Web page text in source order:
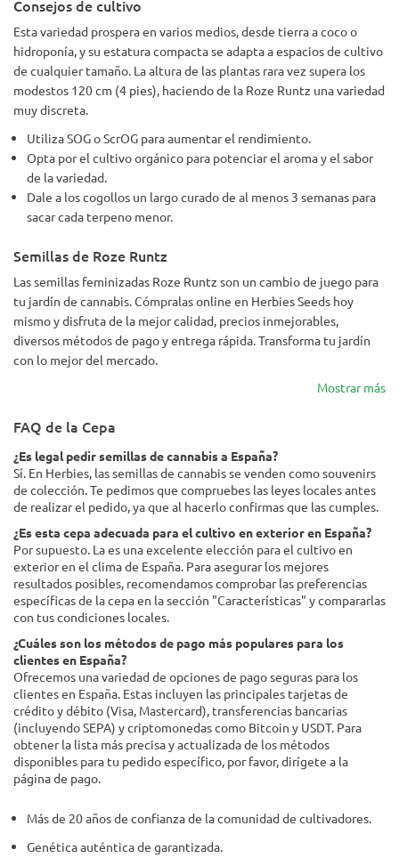
Consejos de cultivo
Esta variedad prospera en varios medios, desde tierra a coco o
hidroponía, y su estatura compacta se adapta a espacios de cultivo
de cualquier tamaño. La altura de las plantas rara vez supera los
modestos 120 cm (4 pies), haciendo de la Roze Runtz una variedad
muy discreta.
Utiliza SOG o ScrOG para aumentar el rendimiento.
Opta por el cultivo orgánico para potenciar el aroma y el sabor
de la variedad.
Dale a los cogollos un largo curado de al menos 3 semanas para
sacar cada terpeno menor.
Semillas de Roze Runtz
Las semillas feminizadas Roze Runtz son un cambio de juego para
tu jardín de cannabis. Cómpralas online en Herbies Seeds hoy
mismo y disfruta de la mejor calidad, precios inmejorables,
diversos métodos de pago y entrega rápida. Transforma tu jardín
con lo mejor del mercado.
Mostrar más
FAQ de la Cepa
¿Es legal pedir semillas de cannabis a España?
Sí. En Herbies, las semillas de cannabis se venden como souvenirs
de colección. Te pedimos que compruebes las leyes locales antes
de realizar el pedido, ya que al hacerlo confirmas que las cumples.
¿Es esta cepa adecuada para el cultivo en exterior en España?
Por supuesto. La es una excelente elección para el cultivo en
exterior en el clima de España. Para asegurar los mejores
resultados posibles, recomendamos comprobar las preferencias
específicas de la cepa en la sección "Características" y compararlas
con tus condiciones locales.
¿Cuáles son los métodos de pago más populares para los
clientes en España?
Ofrecemos una variedad de opciones de pago seguras para los
clientes en España. Estas incluyen las principales tarjetas de
crédito y débito (Visa, Mastercard), transferencias bancarias
(incluyendo SEPA) y criptomonedas como Bitcoin y USDT. Para
obtener la lista más precisa y actualizada de los métodos
disponibles para tu pedido específico, por favor, dirígete a la
página de pago.
Más de 20 años de confianza de la comunidad de cultivadores.
Genética auténtica de garantizada.